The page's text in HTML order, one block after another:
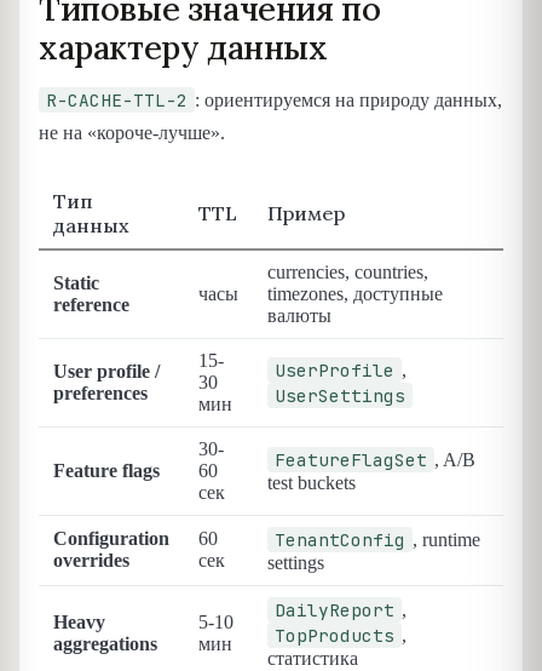
Типовые значения по
характеру данных
R-CACHE-TTL-2 : ориентируемся на природу данных,
не на «короче-лучше».
Тип
данных
TTL Пример
Static
reference
часы
currencies, countries,
timezones, доступные
валюты
User profile /
preferences
15-
30
мин
UserProfile ,
UserSettings
Feature flags
30-
60
сек
FeatureFlagSet , A/B
test buckets
Configuration
overrides
60
сек
TenantConfig , runtime
settings
Heavy
aggregations
5-10
мин
DailyReport ,
TopProducts ,
статистика